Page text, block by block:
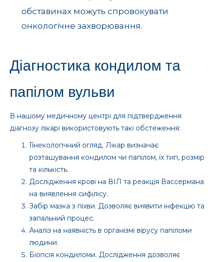
обставинах можуть спровокувати
онкологічне захворювання.
Діагностика кондилом та
папілом вульви
В нашому медичному центрі для підтвердження
діагнозу лікарі використовують такі обстеження:
Гінекологічний огляд. Лікар визначає
розташування кондилом чи папілом, їх тип, розмір
та кількість.
Дослідження крові на ВІЛ та реакція Вассермана
на виявлення сифілісу.
Забір мазка з піхви. Дозволяє виявити інфекцію та
запальний процес.
Аналіз на наявність в організмі вірусу папіломи
людини.
Біопсія кондиломи. Дослідження дозволяє